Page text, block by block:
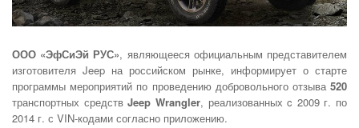
ООО «ЭфСиЭй РУС», являющееся официальным представителем
изготовителя Jeep на российском рынке, информирует о старте
программы мероприятий по проведению добровольного отзыва 520
транспортных средствJeep Wrangler, реализованных c 2009 г. по
2014 г. с VIN-кодами согласно приложению.